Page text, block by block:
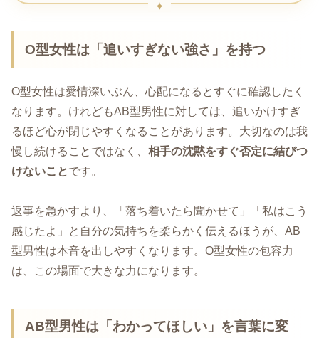
O型女性は「追いすぎない強さ」を持つ
O型女性は愛情深いぶん、心配になるとすぐに確認したく
なります。けれどもAB型男性に対しては、追いかけすぎ
るほど心が閉じやすくなることがあります。大切なのは我
慢し続けることではなく、 相手の沈黙をすぐ否定に結びつ
けないことです。
返事を急かすより、「落ち着いたら聞かせて」「私はこう
感じたよ」と自分の気持ちを柔らかく伝えるほうが、AB
型男性は本音を出しやすくなります。O型女性の包容力
は、この場面で大きな力になります。
AB型男性は「わかってほしい」を言葉に変